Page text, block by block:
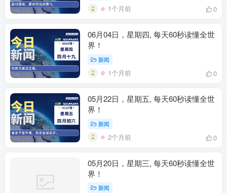
1个月前 0
06月04日，星期四, 每天60秒读懂全世
界！
新闻
1个月前 0
05月22日，星期五, 每天60秒读懂全世
界！
新闻
2个月前 0
05月20日，星期三, 每天60秒读懂全世
界！
新闻